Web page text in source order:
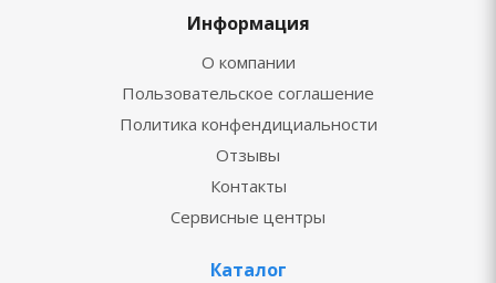
Информация
О компании
Пользовательское соглашение
Политика конфендициальности
Отзывы
Контакты
Сервисные центры
Каталог